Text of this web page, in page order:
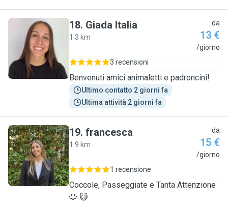
G
18. Giada Italia
1.3 km
da
13 €
/giorno
3 recensioni
Benvenuti amici animaletti e padroncini!
Ultimo contatto 2 giorni fa
Ultima attività 2 giorni fa
F
19. francesca
1.9 km
da
15 €
/giorno
1 recensione
Coccole, Passeggiate e Tanta Attenzione
🐶 😺